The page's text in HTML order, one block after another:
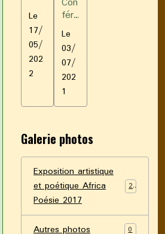
ur
Cat
h
LEF
EB
VR
Le
17/
05/
202
2
fére
nce
-
déd
icac
e
de
Dao
ouo
bou
o -
Ro
man
Le
fos
sé
Le
03/
07/
202
1
Galerie photos
Exposition artistique
et poétique Africa
Poésie 2017
29
Autres photos 0